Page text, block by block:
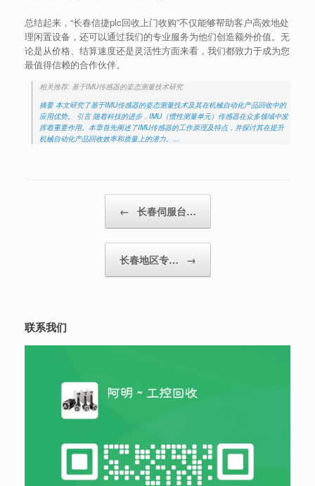
总结起来，“长春信捷plc回收上门收购”不仅能够帮助客户高效地处
理闲置设备，还可以通过我们的专业服务为他们创造额外价值。无
论是从价格、结算速度还是灵活性方面来看，我们都致力于成为您
最值得信赖的合作伙伴。
相关推荐: 基于IMU传感器的姿态测量技术研究
摘要 本文研究了基于IMU传感器的姿态测量技术及其在机械自动化产品回收中的
应用优势。 引言 随着科技的进步，IMU（惯性测量单元）传感器在众多领域中发
挥着重要作用。本章首先阐述了IMU传感器的工作原理及特点，并探讨其在提升
机械自动化产品回收效率和质量上的潜力。…
← 长春伺服台…
长春地区专… →
联系我们